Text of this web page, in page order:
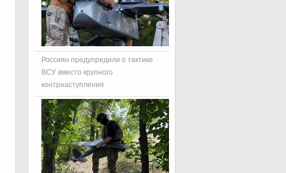
Россиян предупредили о тактике
ВСУ вместо крупного
контрнаступления